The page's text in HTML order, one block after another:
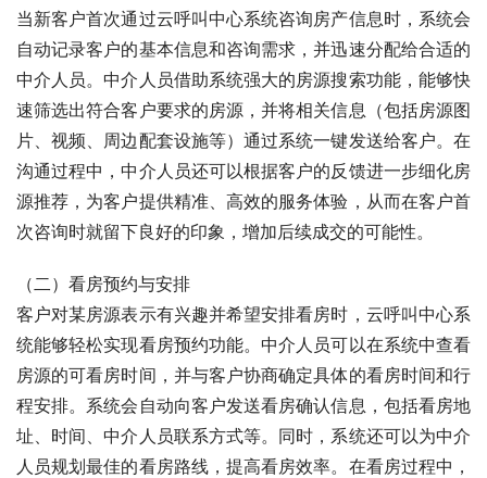
当新客户首次通过云呼叫中心系统咨询房产信息时，系统会
自动记录客户的基本信息和咨询需求，并迅速分配给合适的
中介人员。中介人员借助系统强大的房源搜索功能，能够快
速筛选出符合客户要求的房源，并将相关信息（包括房源图
片、视频、周边配套设施等）通过系统一键发送给客户。在
沟通过程中，中介人员还可以根据客户的反馈进一步细化房
源推荐，为客户提供精准、高效的服务体验，从而在客户首
次咨询时就留下良好的印象，增加后续成交的可能性。
（二）看房预约与安排
客户对某房源表示有兴趣并希望安排看房时，云呼叫中心系
统能够轻松实现看房预约功能。中介人员可以在系统中查看
房源的可看房时间，并与客户协商确定具体的看房时间和行
程安排。系统会自动向客户发送看房确认信息，包括看房地
址、时间、中介人员联系方式等。同时，系统还可以为中介
人员规划最佳的看房路线，提高看房效率。在看房过程中，